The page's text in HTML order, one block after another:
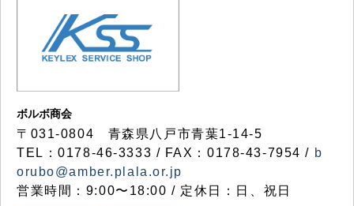
ボルボ商会
〒031-0804 青森県八戸市青葉1-14-5
TEL：0178-46-3333 / FAX：0178-43-7954 / b
orubo@amber.plala.or.jp
営業時間：9:00〜18:00 / 定休日：日、祝日